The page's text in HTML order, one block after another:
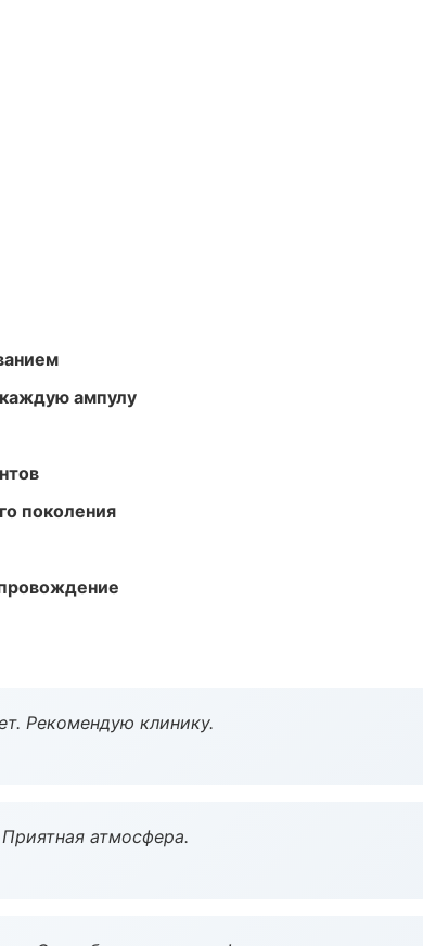
ампулу
поколения
Рекомендую клинику.
атмосфера.